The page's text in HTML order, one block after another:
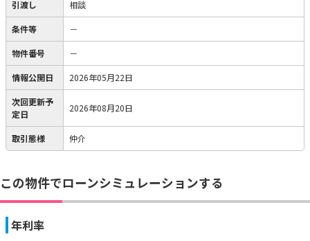
引渡し 相談
条件等 －
物件番号 －
情報公開日 2026年05月22日
次回更新予
定日
2026年08月20日
取引態様 仲介
この物件でローンシミュレーションする
年利率